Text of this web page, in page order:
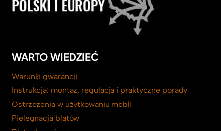
WARTO WIEDZIEĆ
Warunki gwarancji
Instrukcja: montaż, regulacja i praktyczne porady
Ostrzeżenia w użytkowaniu mebli
Pielęgnacja blatów